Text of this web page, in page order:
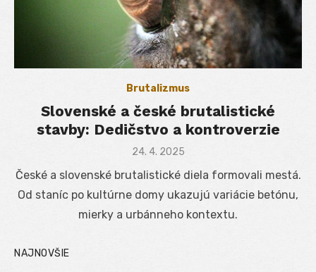
Brutalizmus
Slovenské a české brutalistické
stavby: Dedičstvo a kontroverzie
Posted
24. 4. 2025
České a slovenské brutalistické diela formovali mestá.
Od staníc po kultúrne domy ukazujú variácie betónu,
mierky a urbánneho kontextu.
NAJNOVŠIE